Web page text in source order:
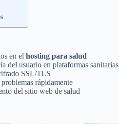
en el hosting para salud
del usuario en plataformas sanitarias
SSL/TLS
rápidamente
del sitio web de salud